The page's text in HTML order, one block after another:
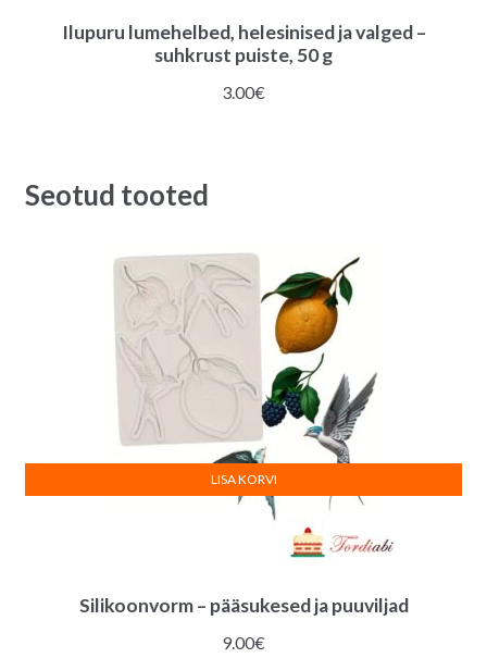
Ilupuru lumehelbed, helesinised ja valged –
suhkrust puiste, 50 g
3.00€
Seotud tooted
Silikoonvorm – pääsukesed ja puuviljad
9.00€
LISA KORVI